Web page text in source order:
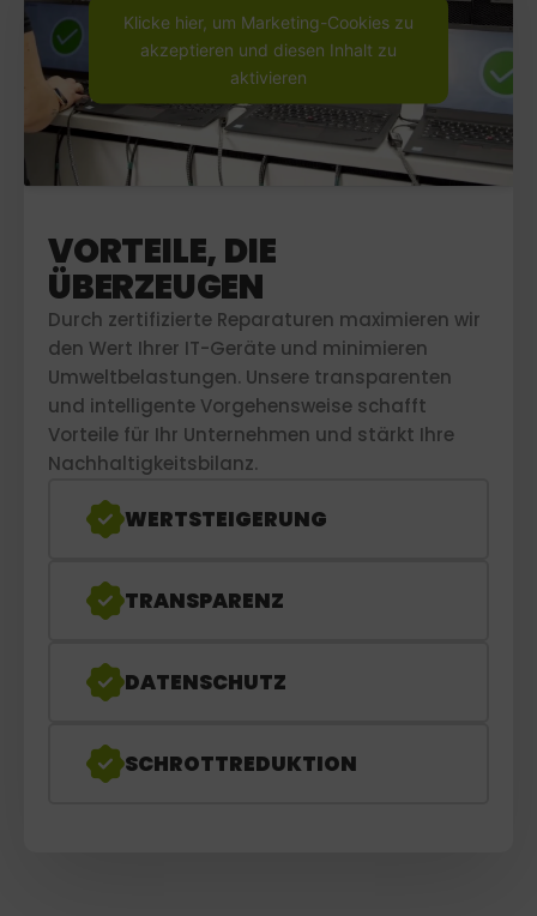
VORTEILE, DIE
ÜBERZEUGEN
Durch zertifizierte Reparaturen maximieren wir
den Wert Ihrer IT-Geräte und minimieren
Umweltbelastungen. Unsere transparenten
und intelligente Vorgehensweise schafft
Vorteile für Ihr Unternehmen und stärkt Ihre
Nachhaltigkeitsbilanz.
WERTSTEIGERUNG
TRANSPARENZ
DATENSCHUTZ
SCHROTTREDUKTION
Klicke hier, um Marketing-Cookies zu
akzeptieren und diesen Inhalt zu
aktivieren